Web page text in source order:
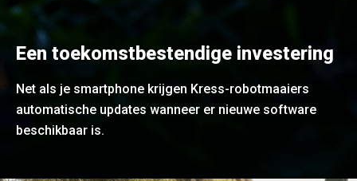
Een toekomstbestendige investering
Net als je smartphone krijgen Kress-robotmaaiers
automatische updates wanneer er nieuwe software
beschikbaar is.